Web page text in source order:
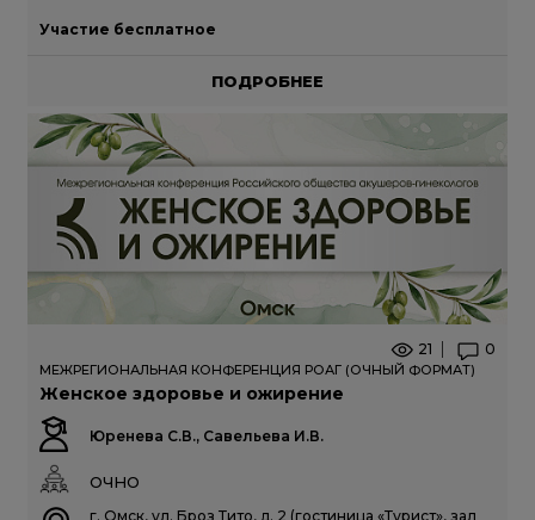
Участие бесплатное
ПОДРОБНЕЕ
21 0
МЕЖРЕГИОНАЛЬНАЯ КОНФЕРЕНЦИЯ РОАГ (ОЧНЫЙ ФОРМАТ)
Женское здоровье и ожирение
Юренева С.В., Савельева И.В.
ОЧНО
г. Омск, ул. Броз Тито, д. 2 (гостиница «Турист», зал